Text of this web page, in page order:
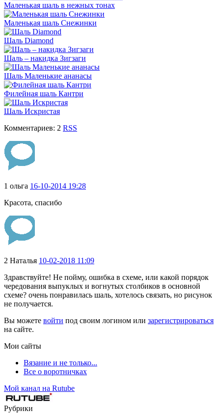
Маленькая шаль в нежных тонах
Маленькая шаль Снежинки
Шаль Diamond
Шаль – накидка Зигзаги
Шаль Маленькие ананасы
Филейная шаль Кантри
Шаль Искристая
Комментариев: 2 RSS
1 ольга 16-10-2014 19:28
Красота, спасибо
2 Наталья 10-02-2018 11:09
Здравствуйте! Не пойму, ошибка в схеме, или какой порядок
чередования выпуклых и вогнутых столбиков в основной
схеме? очень понравилась шаль, хотелось связать, но рисунок
не получается.
Вы можете войти под своим логином или зарегистрироваться
на сайте.
Мои сайты
Вязание и не только...
Все о воротничках
Мой канал на Rutube
Рубрики